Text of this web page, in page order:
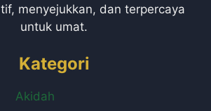
menyejukkan, dan terpercaya
untuk umat.
Kategori
Akidah